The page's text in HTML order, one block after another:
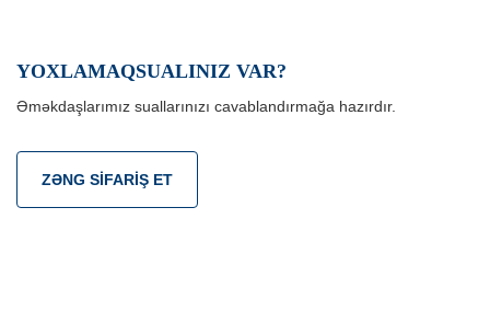
YOXLAMAQSUALINIZ VAR?
Əməkdaşlarımız suallarınızı cavablandırmağa hazırdır.
ZƏNG SIFARIŞ ET